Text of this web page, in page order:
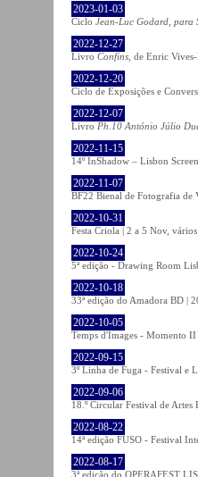
2023-01-03
Ciclo Jean-Luc Godard, para
2022-12-27
Livro Confins , de Enric
2022-12-20
Ciclo de Exposições e
2022-12-07
Livro Ph.10 António Júlio
2022-11-15
14º InShadow – Lisbon
2022-11-07
BF22 Bienal de Fotografia de
2022-10-31
Festa Criola | 2 a 5 Nov,
2022-10-24
5ª edição - Drawing Room
2022-10-18
33ª edição do Amadora BD |
2022-10-05
Temps d'Images - Momento
2022-09-15
3º Linha de Fuga - Festival e
2022-09-06
18.º Circular Festival de
2022-08-22
14ª edição FUSO - Festival
2022-08-17
3ª edição do OPERAFEST